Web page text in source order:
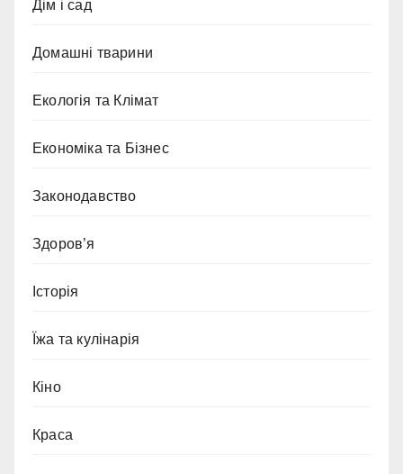
Дім і сад
Домашні тварини
Екологія та Клімат
Економіка та Бізнес
Законодавство
Здоров’я
Історія
Їжа та кулінарія
Кіно
Краса